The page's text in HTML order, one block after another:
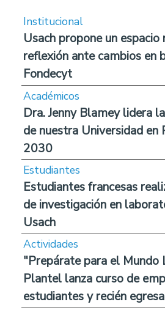
Institucional
Usach propone un espacio
reflexión ante cambios en
Fondecyt
Académicos
Dra. Jenny Blamey lidera
de nuestra Universidad
2030
Estudiantes
Estudiantes francesas
de investigación en
Usach
Actividades
"Prepárate para el Mundo
Plantel lanza curso de
estudiantes y recién